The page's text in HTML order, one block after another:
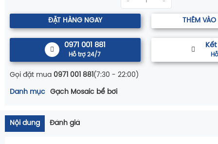
ĐẶT HÀNG NGAY THÊM
0971 001 881
Hỗ trợ 24/7
Gọi đặt mua 0971 001 881 (7:30 - 22:00)
Danh mục Gạch Mosaic bể bơi
Nội dung Đánh giá